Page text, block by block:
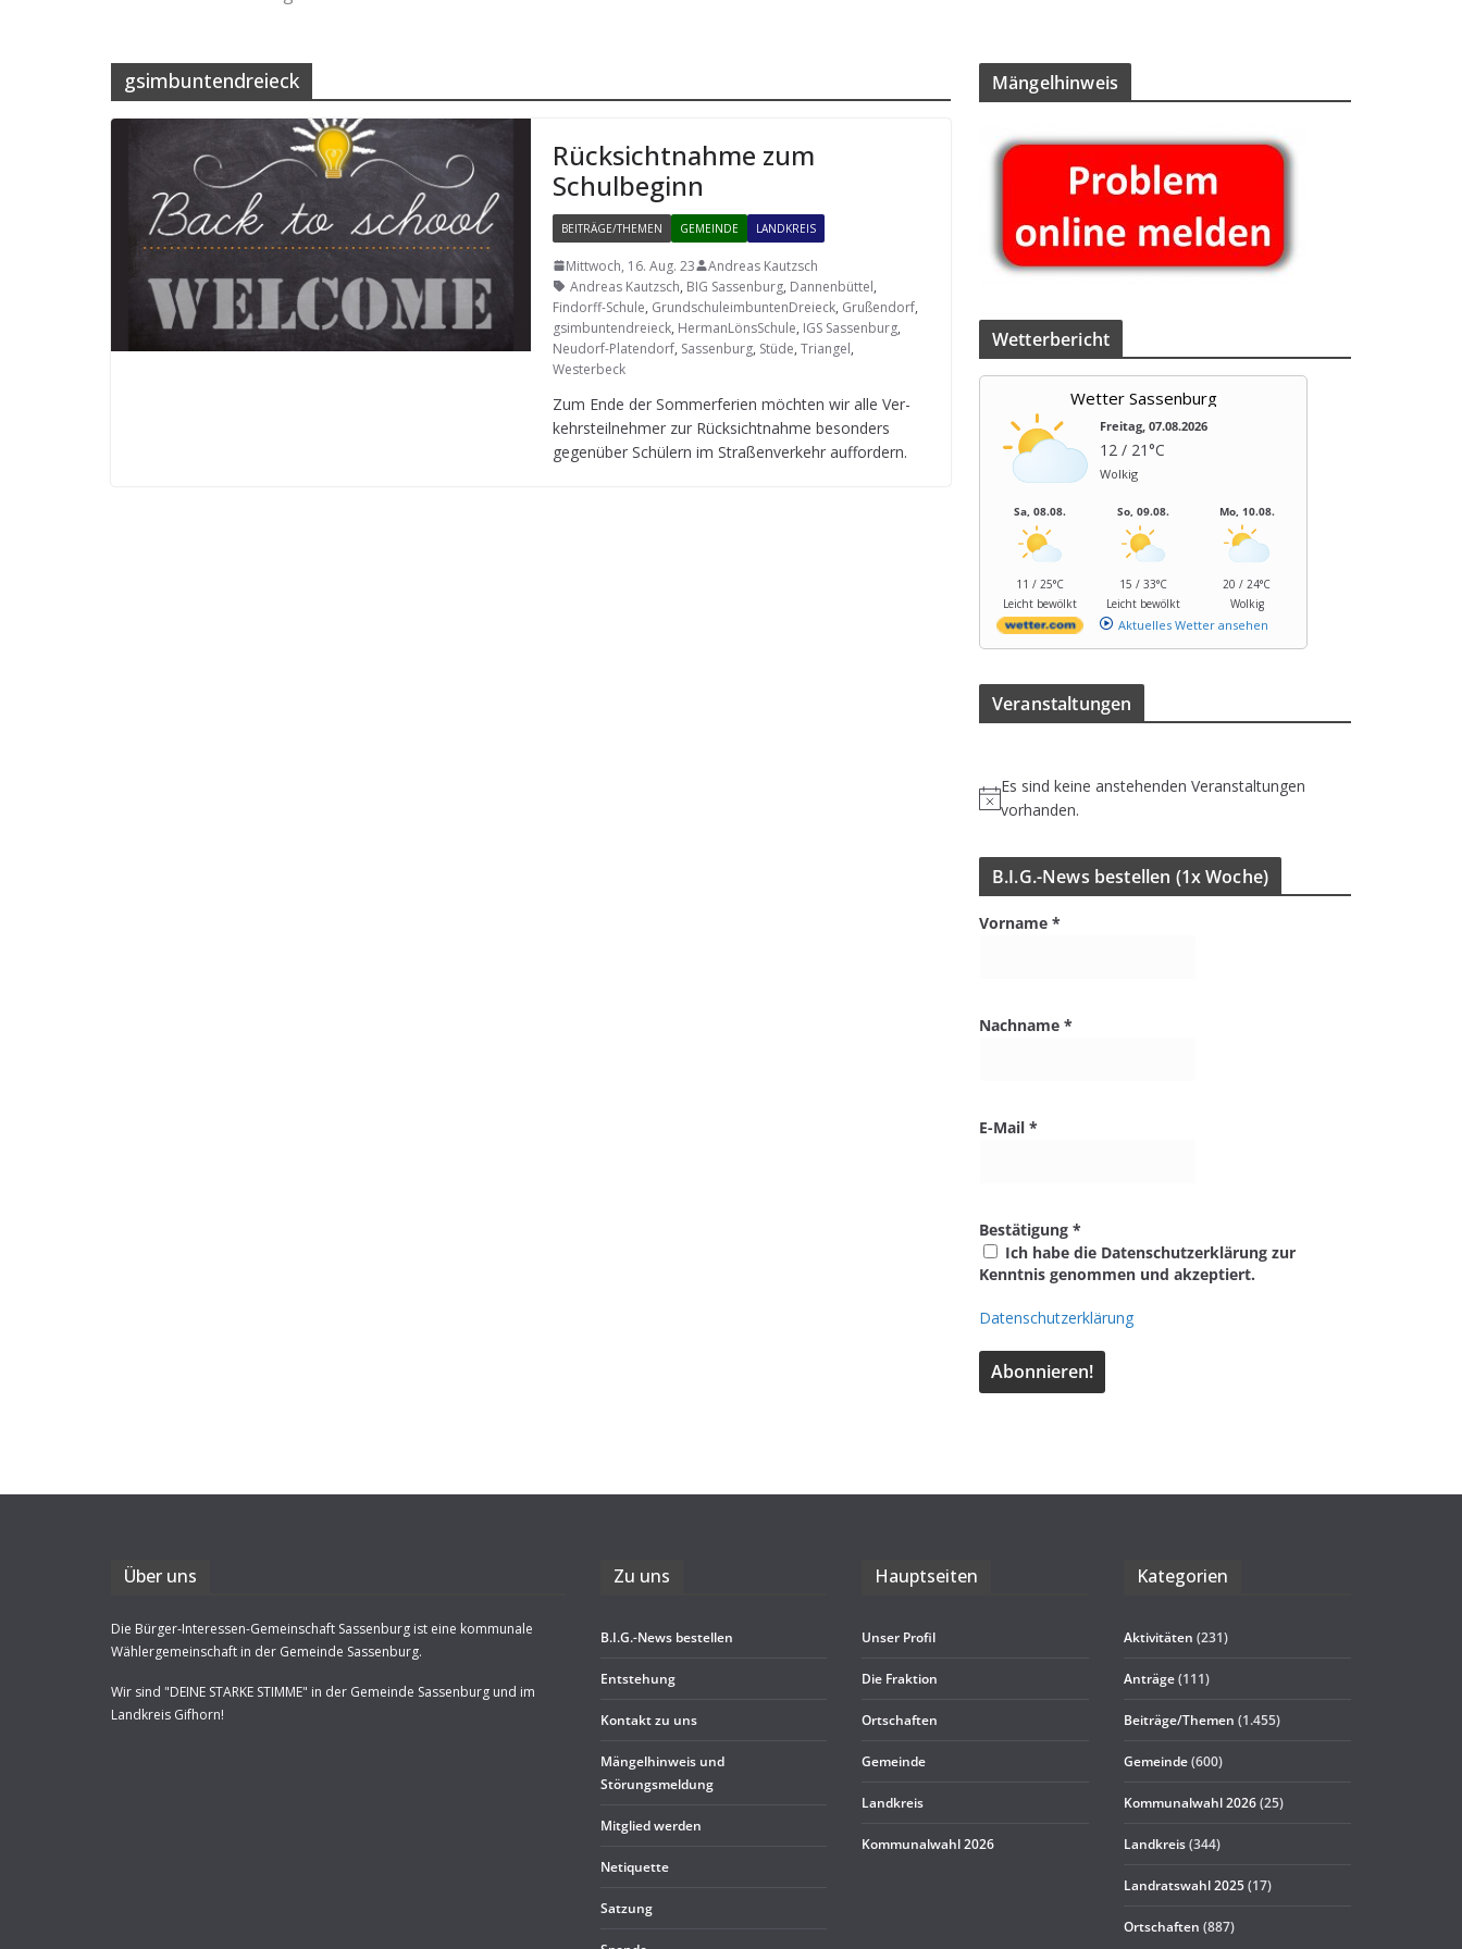
gsimbuntendreieck
Rück­sicht­nahme zum
Schulbeginn
BEITRÄGE/THEMEN GEMEINDE LANDKREIS
Mittwoch, 16. Aug. 23
Andreas Kautzsch
Andreas Kautzsch, BIG Sassenburg, Dannenbüttel,
Findorff-Schule, GrundschuleimbuntenDreieck, Grußendorf,
gsimbuntendreieck, HermanLönsSchule, IGS Sassenburg,
Neudorf-Platendorf, Sassenburg, Stüde, Triangel,
Westerbeck
Zum Ende der Som­mer­fe­rien möch­ten wir alle Ver­
kehrs­teil­neh­mer zur Rück­sicht­nahme beson­ders
gegen­über Schü­lern im Stra­ßen­ver­kehr auffordern.
Män­gel­hin­weis
Wet­ter­be­richt
Wetter Sassenburg
Freitag, 07.08.2026
12 / 21°C
Wolkig
Sa, 08.08.
11 / 25°C
Leicht bewölkt
So, 09.08.
15 / 33°C
Leicht bewölkt
Mo, 10.08.
20 / 24°C
Wolkig
Aktuelles Wetter ansehen
Ver­an­stal­tun­gen
H
n
i
Es sind keine anstehenden Veranstaltungen
vorhanden.
B.I.G.-News bestel­len (1x Woche)
Vorname *
Nachname *
E-Mail *
Bestätigung *
Ich habe die Datenschutzerklärung zur
Kenntnis genommen und akzeptiert.
Datenschutzerklärung
Über uns
Die Bürger-Interessen-Gemeinschaft Sassenburg ist eine kommunale
Wählergemeinschaft in der Gemeinde Sassenburg.
Wir sind "DEINE STARKE STIMME" in der Gemeinde Sassenburg und im
Landkreis Gifhorn!
Zu uns
B.I.G.-News bestel­len
Ent­ste­hung
Kon­takt zu uns
Män­gel­hin­weis und
Störungsmeldung
Mit­glied werden
Neti­quette
Sat­zung
Haupt­sei­ten
Unser Pro­fil
Die Frak­tion
Ort­schaf­ten
Gemeinde
Land­kreis
Kom­mu­nal­wahl 2026
Kate­go­rien
Aktivitäten (231)
Anträge(111)
Beiträge/Themen (1.455)
Gemeinde(600)
Kommunalwahl 2026(25)
Landkreis(344)
Landratswahl 2025(17)
Ortschaften (887)